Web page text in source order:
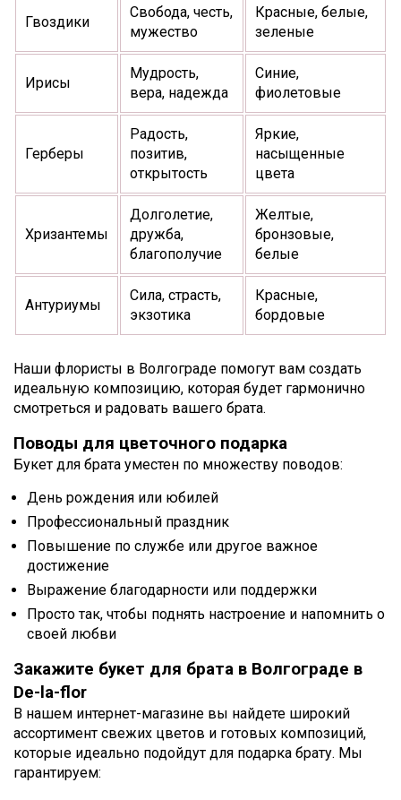
Гвоздики
Свобода, честь,
мужество
Красные, белые,
зеленые
Ирисы
Мудрость,
вера, надежда
Синие,
фиолетовые
Герберы
Радость,
позитив,
открытость
Яркие,
насыщенные
цвета
Хризантемы
Долголетие,
дружба,
благополучие
Желтые,
бронзовые,
белые
Антуриумы
Сила, страсть,
экзотика
Красные,
бордовые
Наши флористы в Волгограде помогут вам создать
идеальную композицию, которая будет гармонично
смотреться и радовать вашего брата.
Поводы для цветочного подарка
Букет для брата уместен по множеству поводов:
День рождения или юбилей
Профессиональный праздник
Повышение по службе или другое важное
достижение
Выражение благодарности или поддержки
Просто так, чтобы поднять настроение и напомнить о
своей любви
Закажите букет для брата в Волгограде в
De-la-flor
В нашем интернет-магазине вы найдете широкий
ассортимент свежих цветов и готовых композиций,
которые идеально подойдут для подарка брату. Мы
гарантируем: